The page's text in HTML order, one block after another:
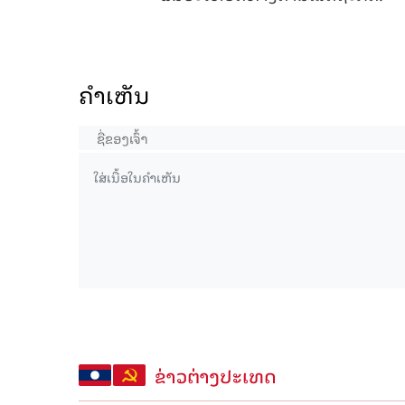
ຄໍາເຫັນ
ຂ່າວຕ່າງປະເທດ